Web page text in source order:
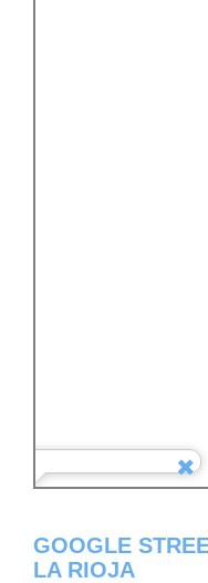
GOOGLE
LA RIOJA